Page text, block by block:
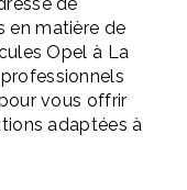
en matière de
Opel à La
vous offrir
adaptées à